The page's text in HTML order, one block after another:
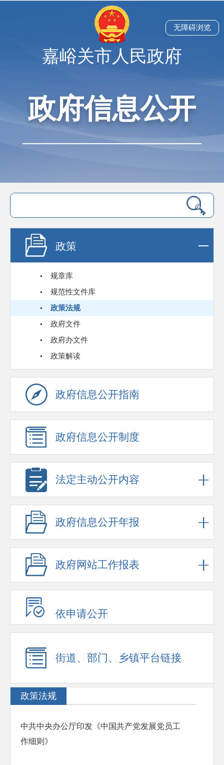
嘉峪关市人民政府
政府信息公开
无障碍浏览
政策
规章库
规范性文件库
政策法规
政府文件
政府办文件
政策解读
政府信息公开指南
政府信息公开制度
法定主动公开内容
政府信息公开年报
政府网站工作报表
依申请公开
街道、部门、乡镇平台链接
政策法规
中共中央办公厅印发《中国共产党发展党员工
作细则》